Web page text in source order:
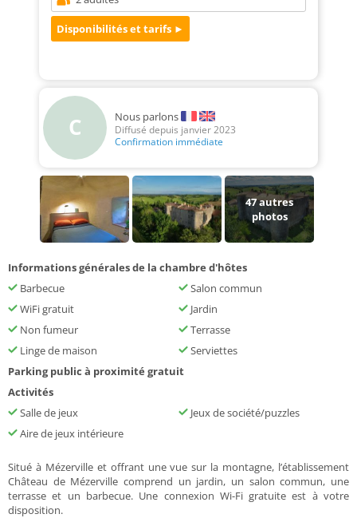
C Nous parlons
Diffusé depuis janvier 2023
Confirmation immédiate
47autres
photos
Informations générales de la chambre d'hôtes
Barbecue
Salon commun
WiFi gratuit
Jardin
Non fumeur
Terrasse
Linge de maison
Serviettes
Parking public à proximité gratuit
Activités
Salle de jeux
Jeux de société/puzzles
Aire de jeux intérieure
Situé à Mézerville et offrant une vue sur la montagne, l’établissement
Château de Mézerville comprend un jardin, un salon commun, une
terrasse et un barbecue. Une connexion Wi-Fi gratuite est à votre
disposition.